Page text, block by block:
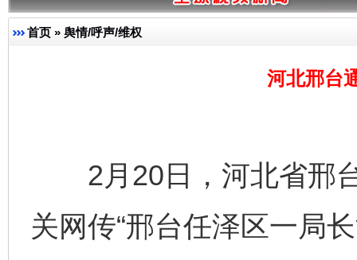
首页 » 舆情/呼声/维权
河北邢台
2月20日，河北省邢台
关网传“邢台任泽区一局